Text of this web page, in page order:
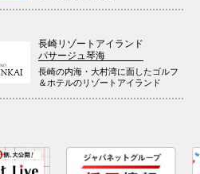
長崎リゾートアイランド
パサージュ琴海
長崎の内海・大村湾に面したゴルフ
＆ホテルのリゾートアイランド